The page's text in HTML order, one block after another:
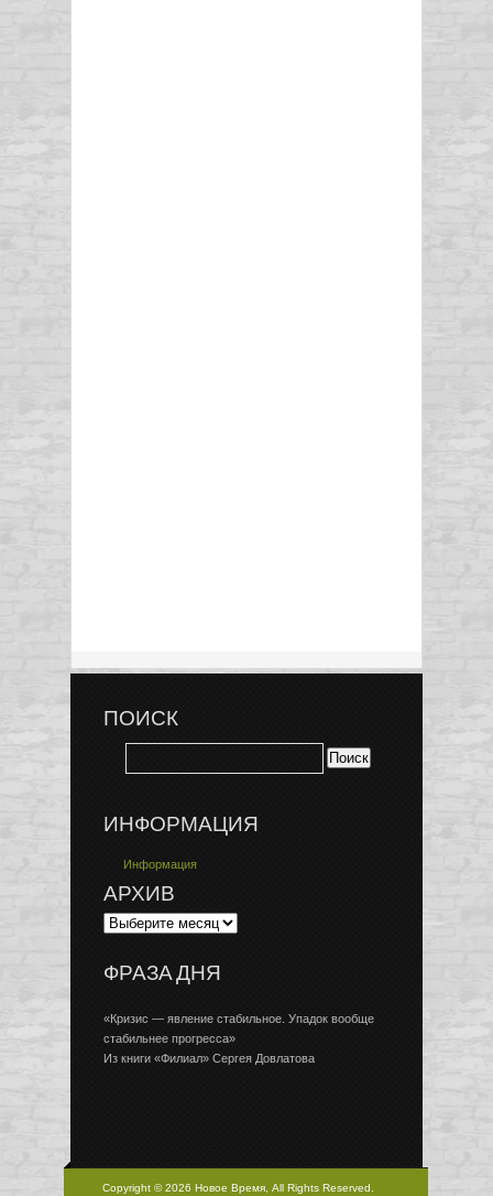
ПОИСК
ИНФОРМАЦИЯ
Информация
АРХИВ
ФРАЗА ДНЯ
«Кризис — явление стабильное. Упадок вообще
стабильнее прогресса»
Из книги «Филиал» Сергея Довлатова
Copyright © 2026 Новое Время, All Rights Reserved.